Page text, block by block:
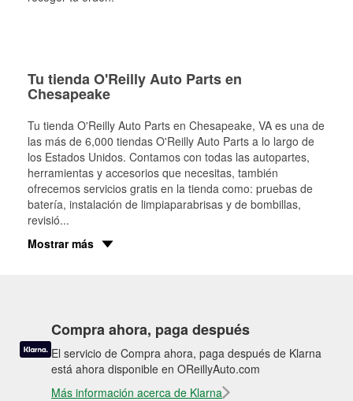
Tu tienda O'Reilly Auto Parts en
Chesapeake
Tu tienda O'Reilly Auto Parts en Chesapeake, VA es una de
las más de 6,000 tiendas O'Reilly Auto Parts a lo largo de
los Estados Unidos. Contamos con todas las autopartes,
herramientas y accesorios que necesitas, también
ofrecemos servicios gratis en la tienda como: pruebas de
batería, instalación de limpiaparabrisas y de bombillas,
revisió...
Mostrar más
Compra ahora, paga después
El servicio de Compra ahora, paga después de Klarna
está ahora disponible en OReillyAuto.com
Más información acerca de Klarna